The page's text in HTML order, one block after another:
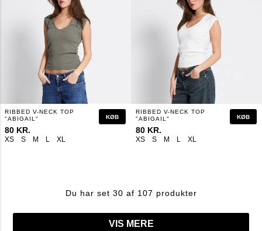
XS S M L XL
RIBBED V-NECK TOP
"ABIGAIL"
80 KR.
KØB
XS S M L XL
RIBBED V-NECK TOP
"ABIGAIL"
80 KR.
KØB
Du har set 30 af 107 produkter
VIS MERE